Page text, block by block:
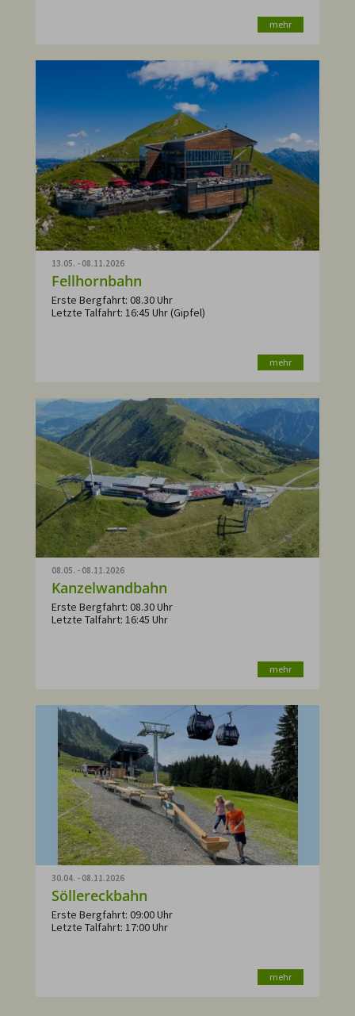
mehr
13.05. - 08.11.2026
Fellhornbahn
Erste Bergfahrt: 08.30 Uhr
Letzte Talfahrt: 16:45 Uhr (Gipfel)
mehr
08.05. - 08.11.2026
Kanzelwandbahn
Erste Bergfahrt: 08.30 Uhr
Letzte Talfahrt: 16:45 Uhr
mehr
30.04. - 08.11.2026
Söllereckbahn
Erste Bergfahrt: 09:00 Uhr
Letzte Talfahrt: 17:00 Uhr
mehr